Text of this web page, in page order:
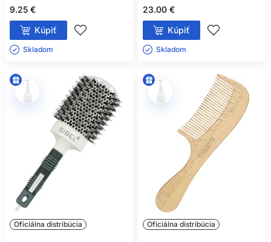
9.25 €
Kúpiť
Skladom ㅤ
23.00 €
Kúpiť
Skladom ㅤ
Oficiálna distribúcia Oficiálna distribúcia